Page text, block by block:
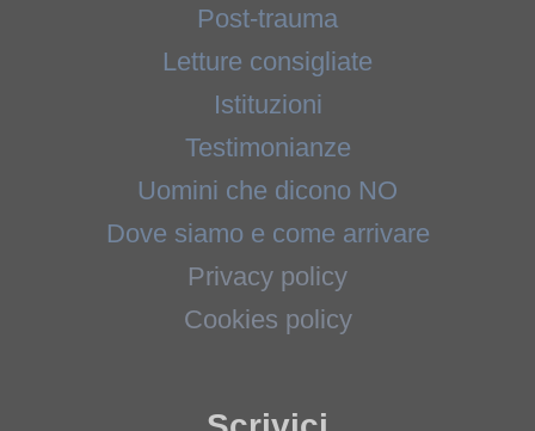
Post-trauma
Letture consigliate
Istituzioni
Testimonianze
Uomini che dicono NO
Dove siamo e come arrivare
Privacy policy
Cookies policy